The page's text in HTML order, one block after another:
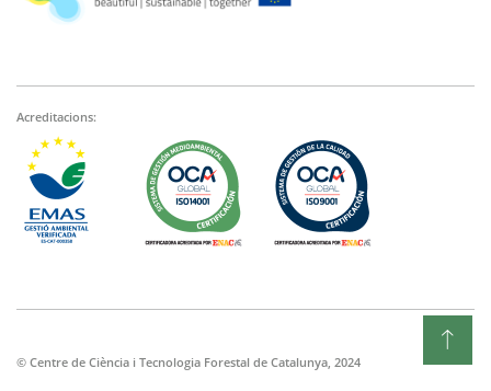
Acreditacions:
© Centre de Ciència i Tecnologia Forestal de Catalunya, 2024